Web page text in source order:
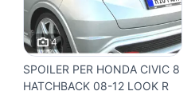
4
SPOILER PER HONDA CIVIC 8
HATCHBACK 08-12 LOOK R